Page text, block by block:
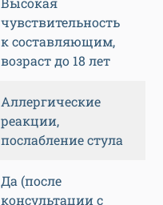
чувствительность
к составляющим,
возраст до 18 лет
Аллергические
реакции,
послабление стула
Да (после
консультации с